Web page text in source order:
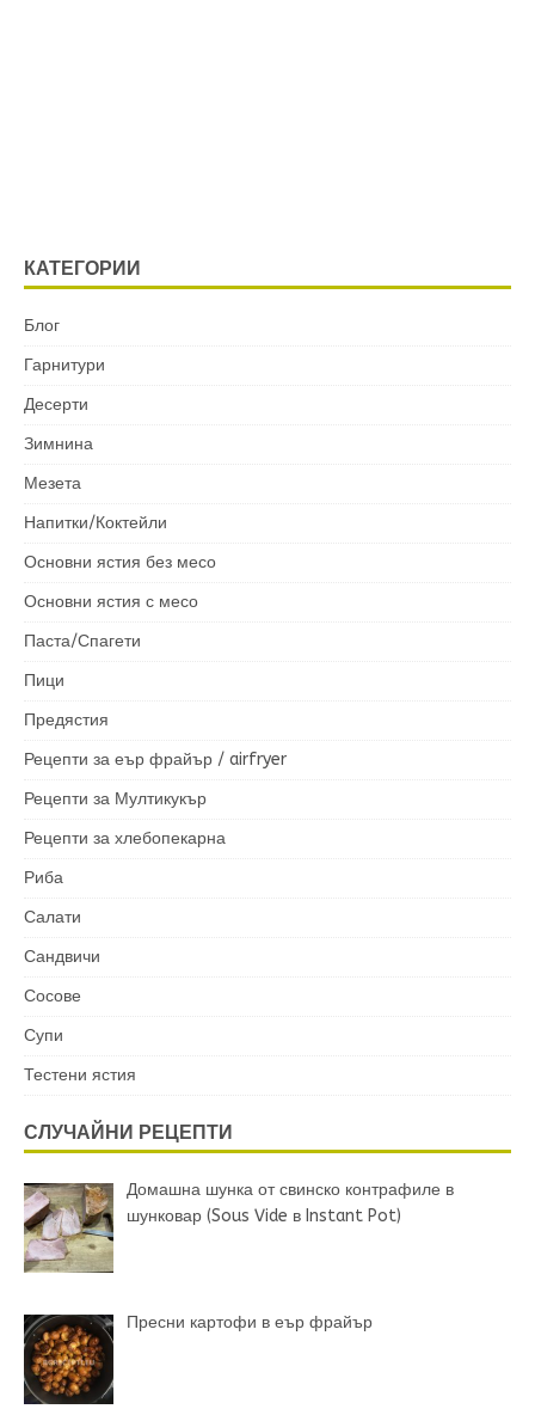
КАТЕГОРИИ
Блог
Гарнитури
Десерти
Зимнина
Мезета
Напитки/Коктейли
Основни ястия без месо
Основни ястия с месо
Паста/Спагети
Пици
Предястия
Рецепти за еър фрайър / airfryer
Рецепти за Мултикукър
Рецепти за хлебопекарна
Риба
Салати
Сандвичи
Сосове
Супи
Тестени ястия
СЛУЧАЙНИ РЕЦЕПТИ
Домашна шунка от свинско контрафиле в
шунковар (Sous Vide в Instant Pot)
Пресни картофи в еър фрайър